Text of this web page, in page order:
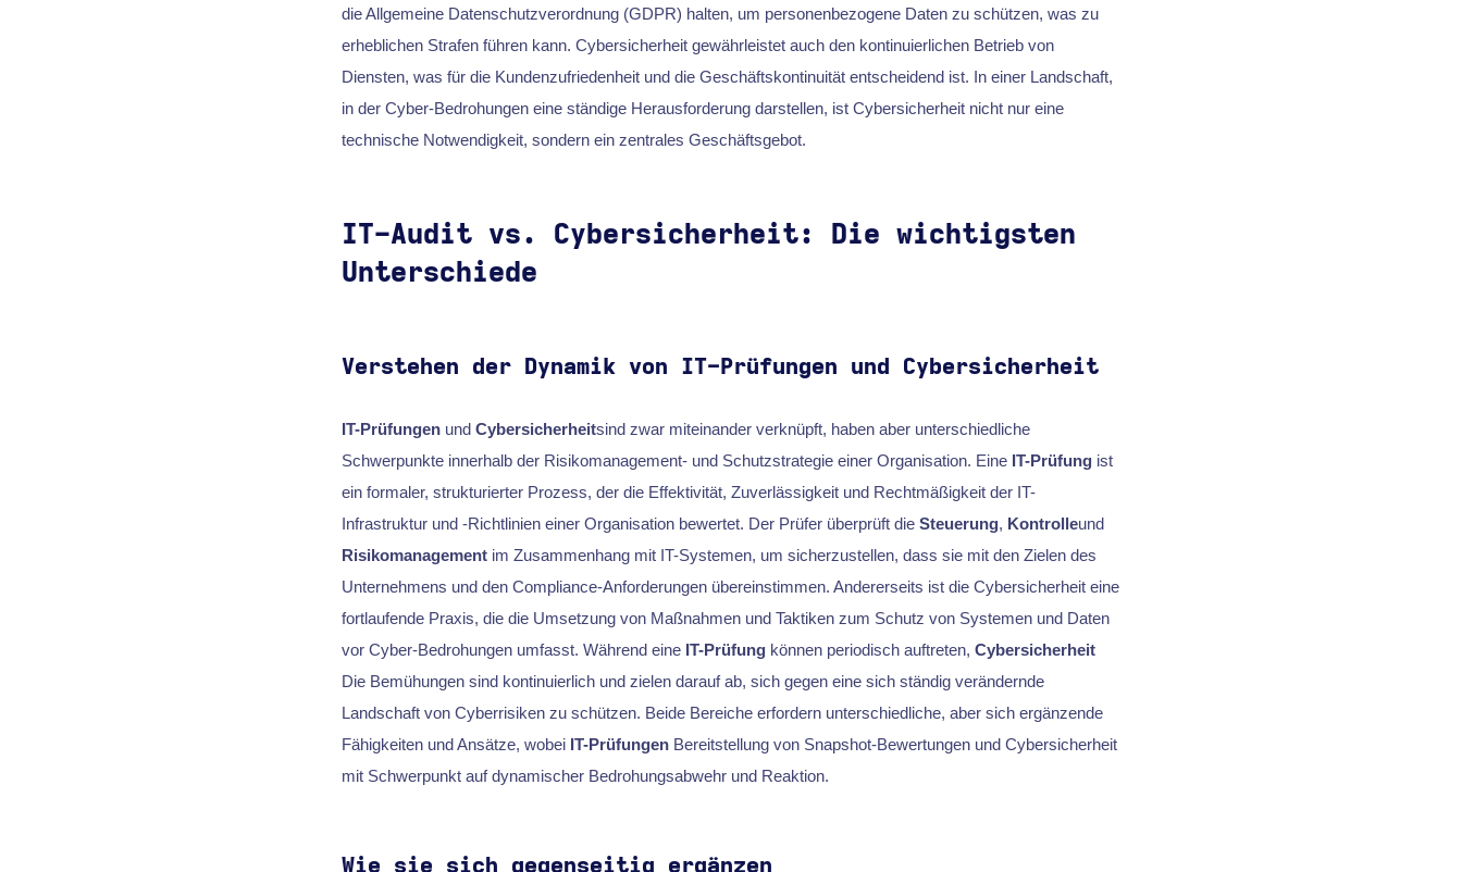
die Allgemeine Datenschutzverordnung (GDPR) halten, um personenbezogene Daten zu schützen, was zu
erheblichen Strafen führen kann. Cybersicherheit gewährleistet auch den kontinuierlichen Betrieb von
Diensten, was für die Kundenzufriedenheit und die Geschäftskontinuität entscheidend ist. In einer Landschaft,
in der Cyber-Bedrohungen eine ständige Herausforderung darstellen, ist Cybersicherheit nicht nur eine
technische Notwendigkeit, sondern ein zentrales Geschäftsgebot.
IT-Audit vs. Cybersicherheit: Die wichtigsten
Unterschiede
Verstehen der Dynamik von IT-Prüfungen und Cybersicherheit
IT-Prüfungenund Cybersicherheitsind zwar miteinander verknüpft, haben aber unterschiedliche
Schwerpunkte innerhalb der Risikomanagement- und Schutzstrategie einer Organisation. Eine IT-Prüfungist
ein formaler, strukturierter Prozess, der die Effektivität, Zuverlässigkeit und Rechtmäßigkeit der IT-
Infrastruktur und -Richtlinien einer Organisation bewertet. Der Prüfer überprüft die Steuerung, Kontrolleund
Risikomanagementim Zusammenhang mit IT-Systemen, um sicherzustellen, dass sie mit den Zielen des
Unternehmens und den Compliance-Anforderungen übereinstimmen. Andererseits ist die Cybersicherheit eine
fortlaufende Praxis, die die Umsetzung von Maßnahmen und Taktiken zum Schutz von Systemen und Daten
vor Cyber-Bedrohungen umfasst. Während eine IT-Prüfungkönnen periodisch auftreten, Cybersicherheit
Die Bemühungen sind kontinuierlich und zielen darauf ab, sich gegen eine sich ständig verändernde
Landschaft von Cyberrisiken zu schützen. Beide Bereiche erfordern unterschiedliche, aber sich ergänzende
Fähigkeiten und Ansätze, wobei IT-PrüfungenBereitstellung von Snapshot-Bewertungen und Cybersicherheit
mit Schwerpunkt auf dynamischer Bedrohungsabwehr und Reaktion.
Wie sie sich gegenseitig ergänzen